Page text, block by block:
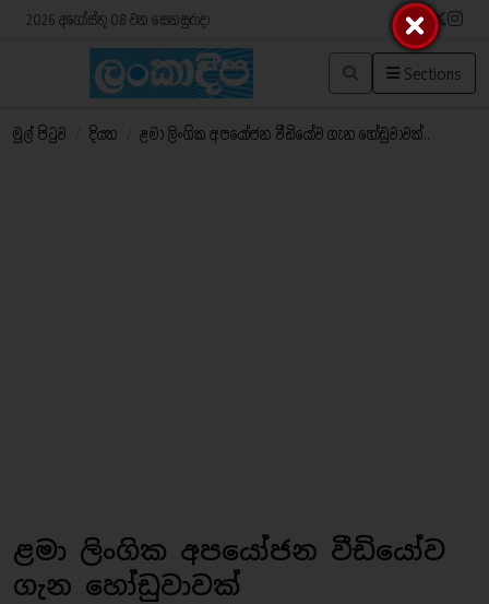
2026 අගෝස්තු 08 වන සෙනසුරාදා
Sections
මුල් පිටුව දියත ළමා ලිංගික අපයෝජන වීඩියෝව ගැන හෝඩුවාවක්..
ළමා ලිංගික අපයෝජන වීඩියෝව
ගැන හෝඩුවාවක්